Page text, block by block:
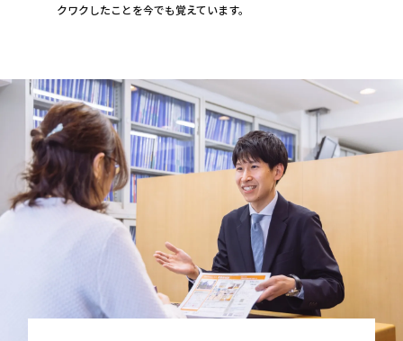
クワクしたことを今でも覚えています。